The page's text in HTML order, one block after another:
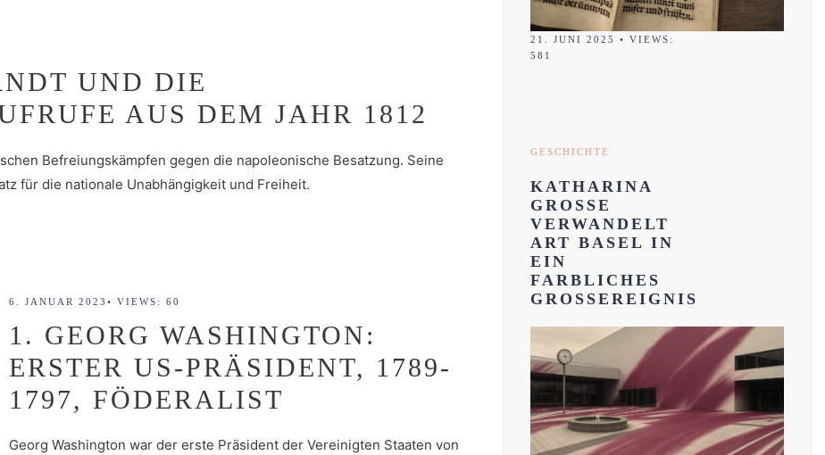
UND DIE
AUS DEM JAHR 1812
Befreiungskämpfen gegen die napoleonische Besatzung. Seine
für die nationale Unabhängigkeit und Freiheit.
6. JANUAR 2023•VIEWS: 60
1. GEORG WASHINGTON:
ERSTER US-PRÄSIDENT, 1789-
1797, FÖDERALIST
Georg Washington war der erste Präsident der Vereinigten Staaten von
21. JUNI 2025 • VIEWS:
581
GESCHICHTE
KATHARINA
GROSSE
VERWANDELT
ART BASEL IN
EIN
FARBLICHES
GROSSEREIGNIS